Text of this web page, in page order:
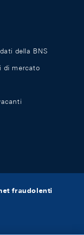
della BNS
di mercato
fraudolenti